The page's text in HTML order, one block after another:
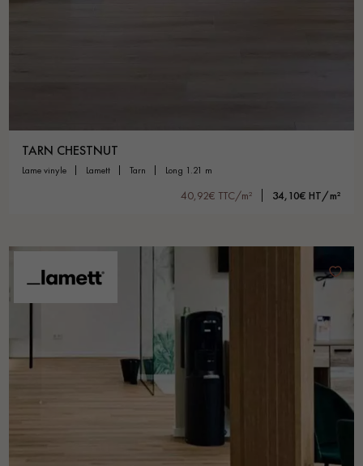
TARN CHESTNUT
lame vinyle lamett tarn long 1.21 m
40,92€ TTC/m² 34,10€ HT/m²